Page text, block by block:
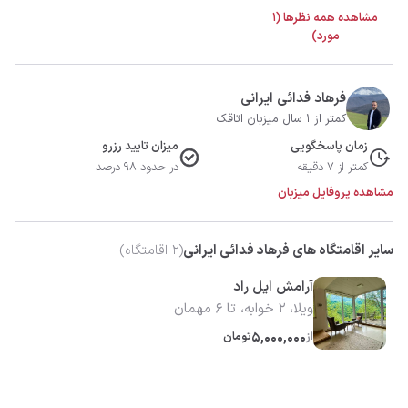
مشاهده همه نظرها (1
مورد)
فرهاد فدائی ایرانی
کمتر از 1 سال میزبان اتاقک
زمان پاسخگویی
کمتر از 7 دقیقه
میزان تایید رزرو
در حدود 98 درصد
مشاهده پروفایل میزبان
سایر اقامتگاه های فرهاد فدائی ایرانی(
2 اقامتگاه)
آرامش ایل راد
ویلا، 2 خوابه، تا 6 مهمان
از5,000,000تومان